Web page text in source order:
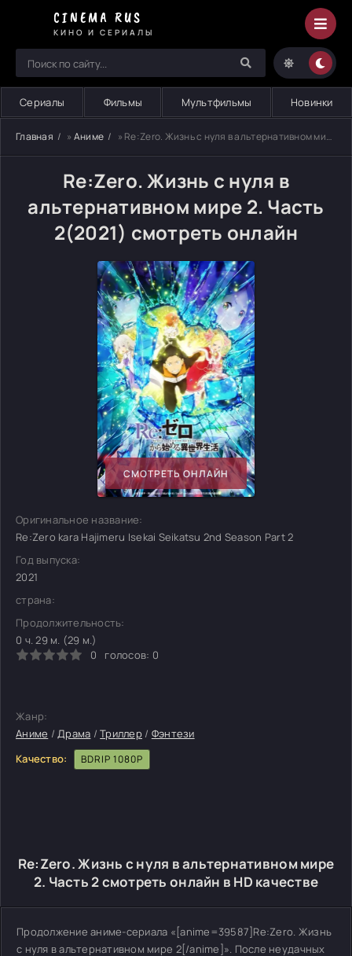
CINEMA RUS
КИНО И СЕРИАЛЫ
Сериалы Фильмы Мультфильмы Новинки
Главная » Аниме » Re:Zero. Жизнь с нуля в альтернативном мире 2. Часть 2
Re:Zero. Жизнь с нуля в
альтернативном мире 2. Часть
2(2021) смотреть онлайн
СМОТРЕТЬ ОНЛАЙН
Оригинальное название:
Re:Zero kara Hajimeru Isekai Seikatsu 2nd Season Part 2
Год выпуска:
2021
страна:
Продолжительность:
0 ч. 29 м. (29 м.)
0
голосов: 0
Жанр:
Аниме /Драма /Триллер / Фэнтези
Качество:
BDRIP 1080P
Re:Zero. Жизнь с нуля в альтернативном мире
2. Часть 2 смотреть онлайн в HD качестве
Продолжение аниме-сериала «[anime=39587]Re:Zero. Жизнь
с нуля в альтернативном мире 2[/anime]». После неудачных